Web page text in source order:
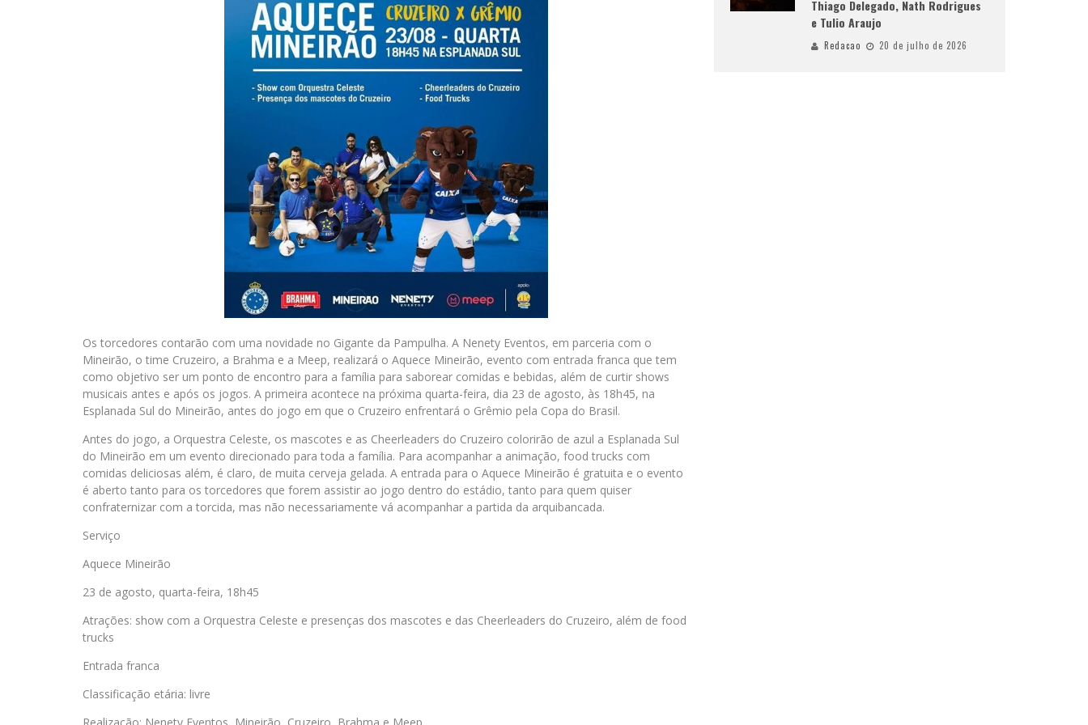
Os torcedores contarão com uma novidade no Gigante da Pampulha. A Nenety Eventos, em parceria com o
Mineirão, o time Cruzeiro, a Brahma e a Meep, realizará o Aquece Mineirão, evento com entrada franca que tem
como objetivo ser um ponto de encontro para a família para saborear comidas e bebidas, além de curtir shows
musicais antes e após os jogos. A primeira acontece na próxima quarta-feira, dia 23 de agosto, às 18h45, na
Esplanada Sul do Mineirão, antes do jogo em que o Cruzeiro enfrentará o Grêmio pela Copa do Brasil.
Antes do jogo, a Orquestra Celeste, os mascotes e as Cheerleaders do Cruzeiro colorirão de azul a Esplanada Sul
do Mineirão em um evento direcionado para toda a família. Para acompanhar a animação, food trucks com
comidas deliciosas além, é claro, de muita cerveja gelada. A entrada para o Aquece Mineirão é gratuita e o evento
é aberto tanto para os torcedores que forem assistir ao jogo dentro do estádio, tanto para quem quiser
confraternizar com a torcida, mas não necessariamente vá acompanhar a partida da arquibancada.
Serviço
Aquece Mineirão
23 de agosto, quarta-feira, 18h45
Atrações: show com a Orquestra Celeste e presenças dos mascotes e das Cheerleaders do Cruzeiro, além de food
trucks
Entrada franca
Classificação etária: livre
Thiago Delegado, Nath Rodrigues
e Tulio Araujo
Redacao 20 de julho de 2026